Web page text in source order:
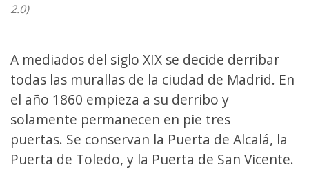
2.0)
A mediados del siglo XIX se decide derribar
todas las murallas de la ciudad de Madrid. En
el año 1860 empieza a su derribo y
solamente permanecen en pie tres
puertas. Se conservan la Puerta de Alcalá, la
Puerta de Toledo, y la Puerta de San Vicente.